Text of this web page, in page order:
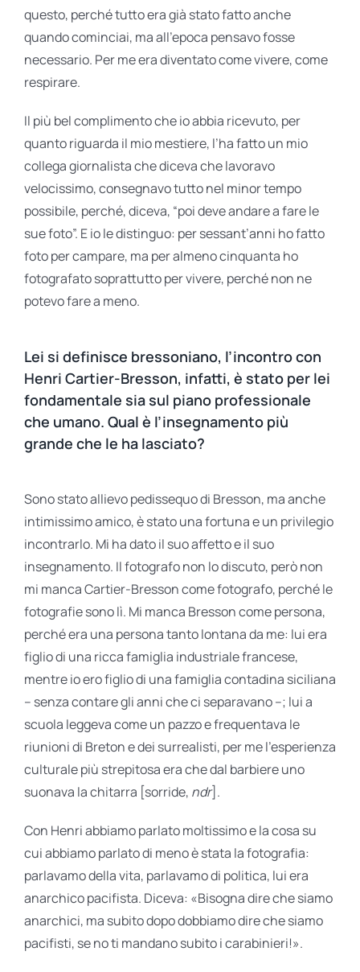
questo, perché tutto era già stato fatto anche
quando cominciai, ma all’epoca pensavo fosse
necessario. Per me era diventato come vivere, come
respirare.
Il più bel complimento che io abbia ricevuto, per
quanto riguarda il mio mestiere, l’ha fatto un mio
collega giornalista che diceva che lavoravo
velocissimo, consegnavo tutto nel minor tempo
possibile, perché, diceva, “poi deve andare a fare le
sue foto”. E io le distinguo: per sessant’anni ho fatto
foto per campare, ma per almeno cinquanta ho
fotografato soprattutto per vivere, perché non ne
potevo fare a meno.
Lei si definisce bressoniano, l’incontro con
Henri Cartier-Bresson, infatti, è stato per lei
fondamentale sia sul piano professionale
che umano. Qual è l’insegnamento più
grande che le ha lasciato?
Sono stato allievo pedissequo di Bresson, ma anche
intimissimo amico, è stato una fortuna e un privilegio
incontrarlo. Mi ha dato il suo affetto e il suo
insegnamento. Il fotografo non lo discuto, però non
mi manca Cartier-Bresson come fotografo, perché le
fotografie sono lì. Mi manca Bresson come persona,
perché era una persona tanto lontana da me: lui era
figlio di una ricca famiglia industriale francese,
mentre io ero figlio di una famiglia contadina siciliana
– senza contare gli anni che ci separavano –; lui a
scuola leggeva come un pazzo e frequentava le
riunioni di Breton e dei surrealisti, per me l’esperienza
culturale più strepitosa era che dal barbiere uno
suonava la chitarra [sorride, ndr].
Con Henri abbiamo parlato moltissimo e la cosa su
cui abbiamo parlato di meno è stata la fotografia:
parlavamo della vita, parlavamo di politica, lui era
anarchico pacifista. Diceva: «Bisogna dire che siamo
anarchici, ma subito dopo dobbiamo dire che siamo
pacifisti, se no ti mandano subito i carabinieri!».